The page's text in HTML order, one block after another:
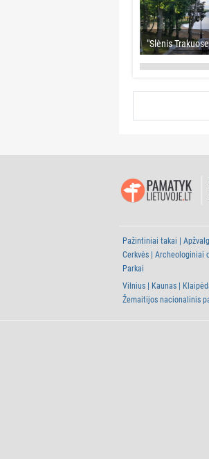
"Slėnis
Pažintiniai takai
Cerkvės
Archeologiniai
Parkai
Vilnius
Kaunas
Žemaitijos nacionalinis